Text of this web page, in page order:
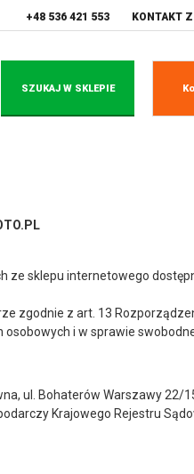
+48 536 421 553 KONTAKT Z
SZUKAJ W SKLEPIE
ze sklepu internetowego
zgodnie z art. 13
i w sprawie
ul. Bohaterów Warszawy 22/
Krajowego Rejestru